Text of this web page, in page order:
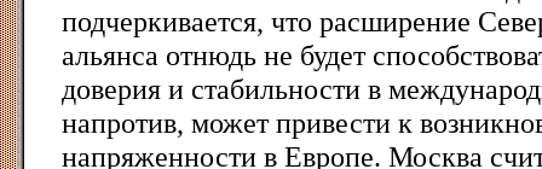
подчеркивается, что расширение
альянса отнюдь не будет
доверия и стабильности в
напротив, может привести к
напряженности в Европе. Москва